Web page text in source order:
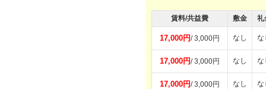
賃料/共益費 敷金 礼
17,000円/ 3,000円 なし な
17,000円/ 3,000円 なし な
17,000円/ 3,000円 なし な